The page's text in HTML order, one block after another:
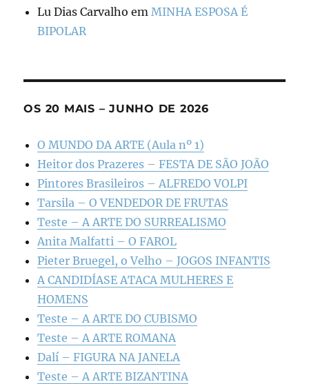
Lu Dias Carvalho em MINHA ESPOSA É
BIPOLAR
OS 20 MAIS – JUNHO DE 2026
O MUNDO DA ARTE (Aula nº 1)
Heitor dos Prazeres – FESTA DE SÃO JOÃO
Pintores Brasileiros – ALFREDO VOLPI
Tarsila – O VENDEDOR DE FRUTAS
Teste – A ARTE DO SURREALISMO
Anita Malfatti – O FAROL
Pieter Bruegel, o Velho – JOGOS INFANTIS
A CANDIDÍASE ATACA MULHERES E
HOMENS
Teste – A ARTE DO CUBISMO
Teste – A ARTE ROMANA
Dalí – FIGURA NA JANELA
Teste – A ARTE BIZANTINA